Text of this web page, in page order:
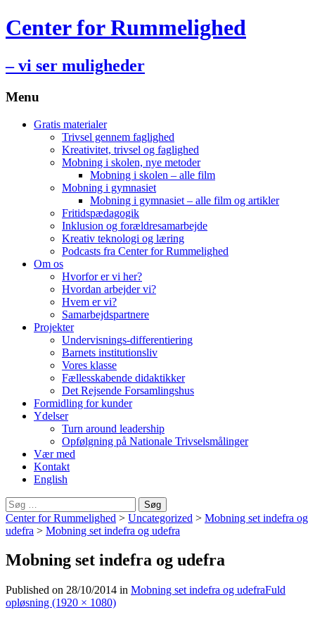
Center for Rummelighed
– vi ser muligheder
Menu
Hop
Gratis materialer
Trivsel gennem faglighed
Kreativitet, trivsel og faglighed
Mobning i skolen, nye metoder
Mobning i skolen – alle film
Mobning i gymnasiet
Mobning i gymnasiet – alle film og artikler
Fritidspædagogik
Inklusion og forældresamarbejde
Kreativ teknologi og læring
Podcasts fra Center for Rummelighed
Om os
Hvorfor er vi her?
Hvordan arbejder vi?
Hvem er vi?
Samarbejdspartnere
Projekter
Undervisnings-differentiering
Barnets institutionsliv
Vores klasse
Fællesskabende didaktikker
Det Rejsende Forsamlingshus
Formidling for kunder
Ydelser
Turn around leadership
Opfølgning på Nationale Trivselsmålinger
Vær med
Kontakt
English
Søg
efter:
Center for Rummelighed > Uncategorized > Mobning set indefra og
udefra > Mobning set indefra og udefra
Mobning set indefra og udefra
Published on 28/10/2014 in Mobning set indefra og udefraFuld
opløsning (1920 × 1080)